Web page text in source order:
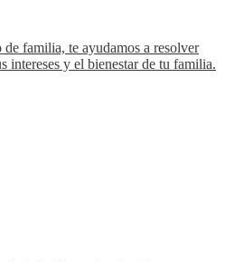
de familia, te ayudamos a resolver
intereses y el bienestar de tu familia.